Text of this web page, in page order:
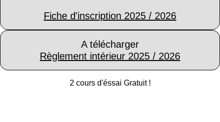
Fiche d'inscription 2025 / 2026
A télécharger
Règlement intérieur 2025 / 2026
2 cours d'éssai Gratuit !